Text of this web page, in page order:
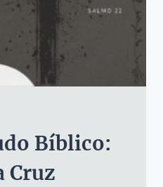
Bíblico:
Cruz